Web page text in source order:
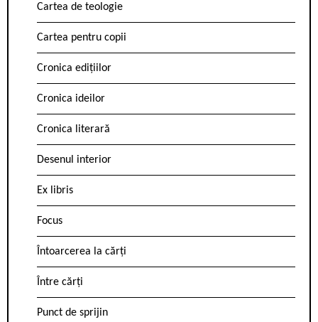
Cartea de teologie
Cartea pentru copii
Cronica edițiilor
Cronica ideilor
Cronica literară
Desenul interior
Ex libris
Focus
Întoarcerea la cărți
Între cărți
Punct de sprijin